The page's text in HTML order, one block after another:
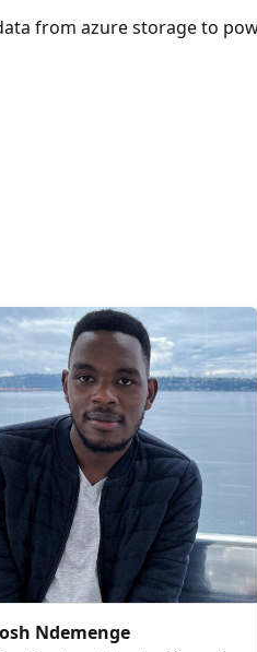
from azure storage to
Ndemenge